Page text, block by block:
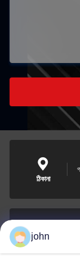
ঠিকানা
john